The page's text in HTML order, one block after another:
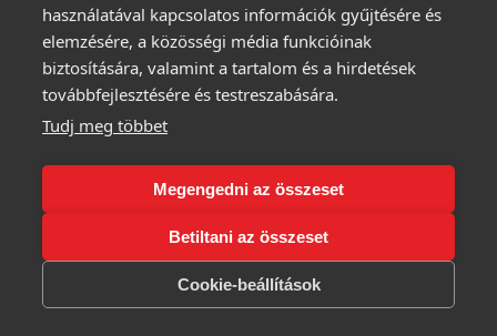
Copyright 2026 mindenamimikrotik.hu | All Rights Reserved
használatával kapcsolatos információk gyűjtésére és
elemzésére, a közösségi média funkcióinak
biztosítására, valamint a tartalom és a hirdetések
továbbfejlesztésére és testreszabására.
Tudj meg többet
Megengedni az összeset
Betiltani az összeset
Cookie-beállítások